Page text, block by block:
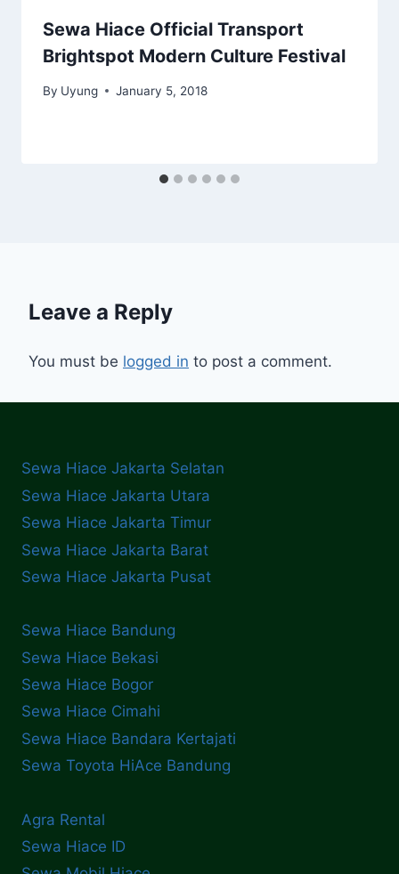
Sewa Hiace Official Transport
Brightspot Modern Culture Festival
By Uyung January 5, 2018
Leave a Reply
You must be logged in to post a comment.
Sewa Hiace Jakarta Selatan
Sewa Hiace Jakarta Utara
Sewa Hiace Jakarta Timur
Sewa Hiace Jakarta Barat
Sewa Hiace Jakarta Pusat
Sewa Hiace Bandung
Sewa Hiace Bekasi
Sewa Hiace Bogor
Sewa Hiace Cimahi
Sewa Hiace Bandara Kertajati
Sewa Toyota HiAce Bandung
Agra Rental
Sewa Hiace ID